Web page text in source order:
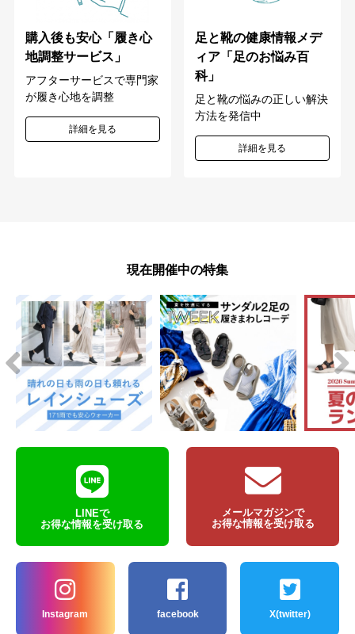
購入後も安心「履き心
地調整サービス」
アフターサービスで専門家
が履き心地を調整
詳細を見る
足と靴の健康情報メデ
ィア「足のお悩み百
科」
足と靴の悩みの正しい解決
方法を発信中
詳細を見る
現在開催中の特集
LINEで
お得な情報を受け取る
メールマガジンで
お得な情報を受け取る
Instagram facebook X(twitter)